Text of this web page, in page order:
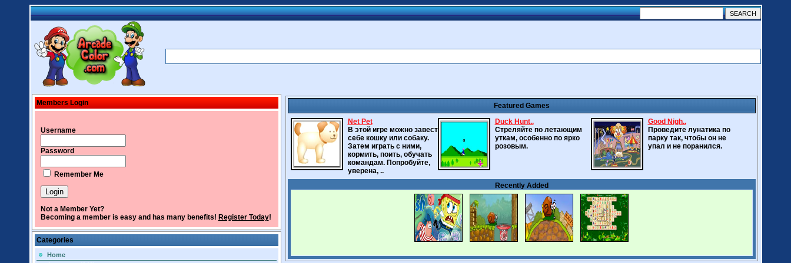
Members Login
Username
Password
Remember Me
Not a Member Yet?
Becoming a member is easy and has many benefits! Register Today!
Categories
Home
Featured Games
Net Pet
В этой игре можно завести
себе кошку или собаку.
Затем играть с ними,
кормить, поить, обучать
командам. Попробуйте,
уверена, ..
Duck Hunt..
Стреляйте по летающим
уткам, особенно по ярко
розовым.
Good Nigh..
Проведите лунатика по
парку так, чтобы он не
упал и не поранился.
Recently Added